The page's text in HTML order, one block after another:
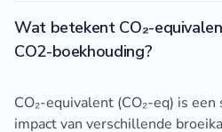
Wat betekent CO₂-
CO2-boekhouding?
CO₂-equivalent (CO₂-eq) is
impact van verschillende